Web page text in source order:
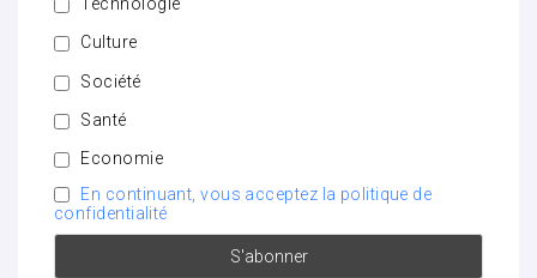
Culture
Société
Santé
Economie
En continuant, vous acceptez la politique de
confidentialité